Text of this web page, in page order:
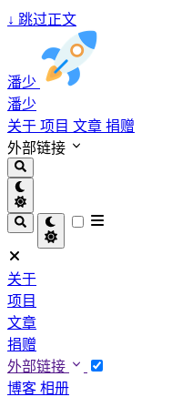
↓ 跳过正文
潘少
潘少
关于 项目 文章 捐赠
外部链接
关于
项目
文章
捐赠
外部链接
博客 相册